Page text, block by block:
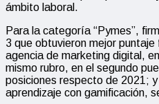
ámbito laboral.
Para la categoría “Pymes”,
3 que obtuvieron mejor
agencia de marketing digital,
mismo rubro, en el segundo
posiciones respecto de 2021;
aprendizaje con gamificación,